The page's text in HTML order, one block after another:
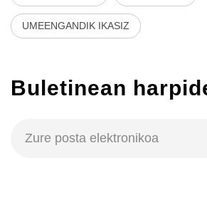
UMEENGANDIK IKASIZ
Buletinean